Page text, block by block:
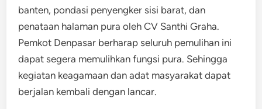
banten, pondasi penyengker sisi barat, dan
penataan halaman pura oleh CV Santhi Graha.
Pemkot Denpasar berharap seluruh pemulihan ini
dapat segera memulihkan fungsi pura. Sehingga
kegiatan keagamaan dan adat masyarakat dapat
berjalan kembali dengan lancar.